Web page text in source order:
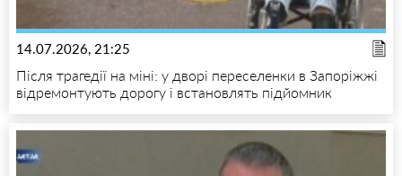
14.07.2026, 21:25
Після трагедії на міні: у дворі переселенки в Запоріжжі
відремонтують дорогу і встановлять підйомник